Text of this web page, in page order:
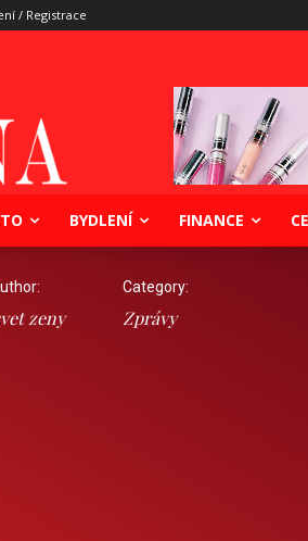
/ Registrace
BYDLENÍ FINANCE
zeny
Category:
Zprávy